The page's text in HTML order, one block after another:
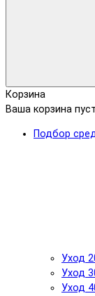
Корзина
Ваша корзина
Подбор
Уход
Уход
Уход